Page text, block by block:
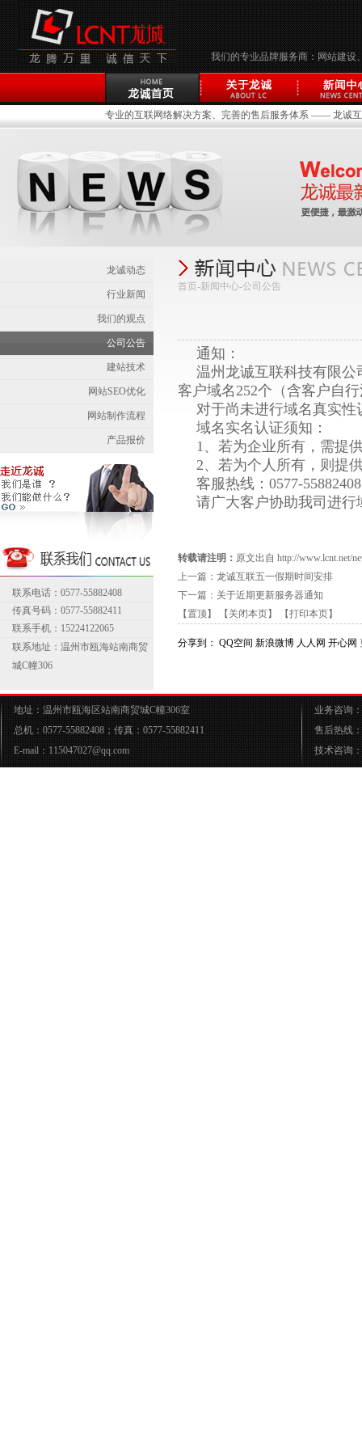
我们的专业品牌服务商：网站建设
专业的互联网络解决方案、完善的售后服务体系 —— 龙诚
龙诚动态
行业新闻
我们的观点
公司公告
建站技术
网站SEO优化
网站制作流程
产品报价
联系电话：0577-55882408
传真号码：0577-55882411
联系手机：15224122065
联系地址：温州市瓯海站南商贸
城C幢306
首页-新闻中心-公司公告
通知：
温州龙诚互联科技有限公
客户域名252个（含客户自
对于尚未进行域名真实
域名实名认证须知：
1、若为企业所有，需提
2、若为个人所有，则提
客服热线：0577-
请广大客户协助我司进
转载请注明： 原文出自 http://www.lcnt.net/
上一篇： 龙诚互联五一假期时间安排
下一篇： 关于近期更新服务器通知
【置顶】
【关闭本页】 【打印本页】
分享到： QQ空间 新浪微博 人人网 开心网
地址：温州市瓯海区站南商贸城C幢306室
总机：0577-55882408；传真：0577-55882411
E-mail：115047027@qq.com
业务咨询
售后热线
技术咨询